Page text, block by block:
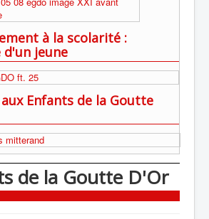
à la scolarité :
jeune
Enfants de la Goutte
de la Goutte D'Or